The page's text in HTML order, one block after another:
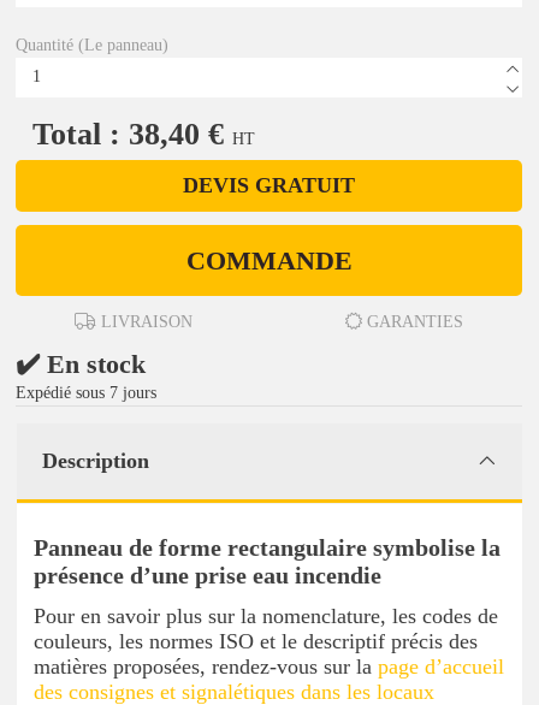
Quantité (Le panneau)
Total : 38,40 € HT
DEVIS GRATUIT
COMMANDE
LIVRAISON GARANTIES
✔️ En stock
Expédié sous 7 jours
Description
Panneau de forme rectangulaire symbolise la
présence d’une prise eau incendie
Pour en savoir plus sur la nomenclature, les codes de
couleurs, les normes ISO et le descriptif précis des
matières proposées, rendez-vous sur la page d’accueil
des consignes et signalétiques dans les locaux